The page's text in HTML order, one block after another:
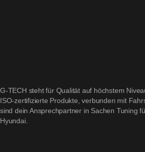
G-TECH steht für Qualität auf höchstem
ISO-zertifizierte Produkte, verbunden mit
sind dein Ansprechpartner in Sachen Tuning
Hyundai.